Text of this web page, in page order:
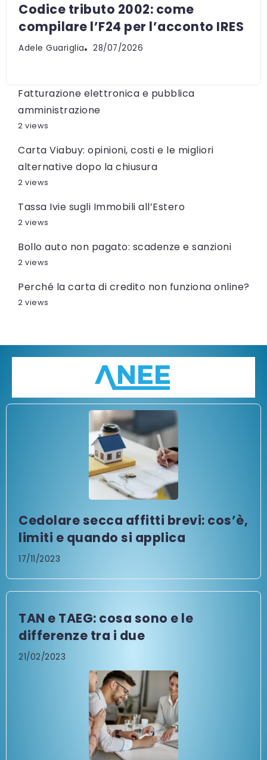
Codice tributo 2002: come
compilare l’F24 per l’acconto IRES
Adele Guariglia 28/07/2026
Fatturazione elettronica e pubblica
amministrazione
2 views
Carta Viabuy: opinioni, costi e le migliori
alternative dopo la chiusura
2 views
Tassa Ivie sugli Immobili all’Estero
2 views
Bollo auto non pagato: scadenze e sanzioni
2 views
Perché la carta di credito non funziona online?
2 views
Cedolare secca affitti brevi: cos’è,
limiti e quando si applica
17/11/2023
TAN e TAEG: cosa sono e le
differenze tra i due
21/02/2023